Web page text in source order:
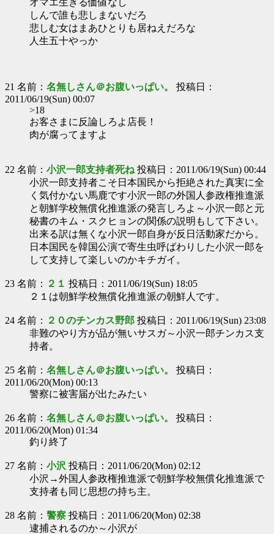
オマエ生きる価値なし
しんで誰も悲しまないだろ
悲しむ女はまあひとりも居ねえだろな
人生五十やっか
21 名前： 名無しさん＠お腹いっぱい。 投稿日：
2011/06/19(Sun) 00:07
>18
お客さまに反論しろよ店長！
肉が腐ってますよ
22 名前： 小沢一郎支持者死ね 投稿日：2011/06/19(Sun) 00:44
小沢一郎支持者こそ日本国民から拒絶された真実に全
く気付かない馬鹿です小沢一郎の外国人参政権推進派
と朝鮮学校無償化推進派の発言しろよ～小沢一郎と元
秘書のキム・スクヒョンの関係の説明もして下さい。
出来る訳は無くな小沢一郎自身が反日活動家だから。
日本国民を韓国公演で寄生虫呼ばわりした小沢一郎を
して支持して楽しいのかキチガイ。
23 名前： ２１ 投稿日：2011/06/19(Sun) 18:05
２１は朝鮮学校無償化推進派の朝鮮人です。
24 名前： ２０のチンカス野郎 投稿日：2011/06/19(Sun) 23:08
非難のやり方が品が無いサスガ～小沢一郎チンカス支
持者。
25 名前： 名無しさん＠お腹いっぱい。 投稿日：
2011/06/20(Mon) 00:13
警察に被害届が出たみたい
26 名前： 名無しさん＠お腹いっぱい。 投稿日：
2011/06/20(Mon) 01:34
釣り終了
27 名前： 小沢 投稿日：2011/06/20(Mon) 02:12
小沢→外国人参政権推進派で朝鮮学校無償化推進派で
支持者も同じ思想の持ち主。
28 名前： 警察 投稿日：2011/06/20(Mon) 02:38
逮捕されるのか～小沢が